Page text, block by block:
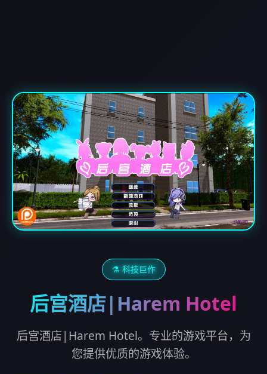
⚗️ 科技巨作
后宫酒店|Harem Hotel
后宫酒店|Harem Hotel。专业的游戏平台，为
您提供优质的游戏体验。